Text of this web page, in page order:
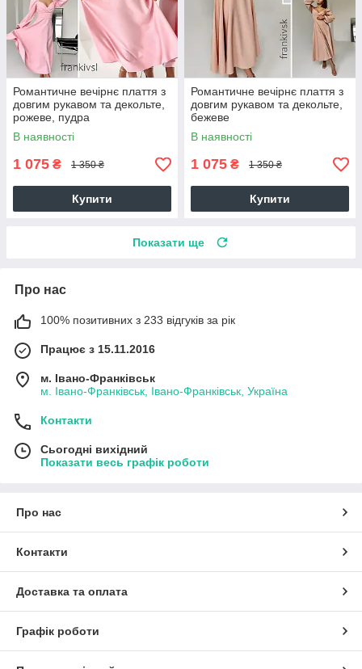
Романтичне вечірнє плаття з
довгим рукавом та декольте,
рожеве, пудра
В наявності
1 075 ₴ 1 350 ₴
Купити
Романтичне вечірнє плаття з
довгим рукавом та декольте,
бежеве
В наявності
1 075 ₴ 1 350 ₴
Купити
Показати ще
Про нас
100% позитивних з 233 відгуків за рік
Працює з 15.11.2016
м. Івано-Франківськ
м. Івано-Франківськ, Івано-Франківськ, Україна
Контакти
Сьогодні вихідний
Показати весь графік роботи
Про нас
Контакти
Доставка та оплата
Графік роботи